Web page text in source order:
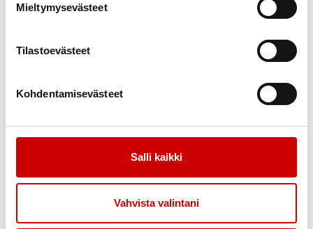
Mieltymysevästeet
Tilastoevästeet
Kohdentamisevästeet
Salli kaikki
Vahvista valintani
Eettinen linjaus
Toimintaa Yhteystiedot